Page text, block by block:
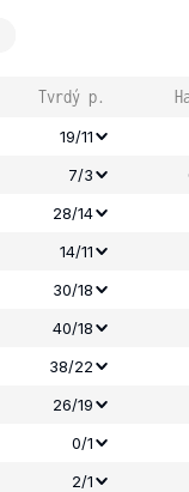
Tvrdý p.
19/11
7/3
28/14
14/11
30/18
40/18
38/22
26/19
0/1
2/1